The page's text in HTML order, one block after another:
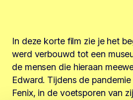
In deze korte film zie je het
werd verbouwd tot een
de mensen die hieraan
Edward. Tijdens de
Fenix, in de voetsporen van